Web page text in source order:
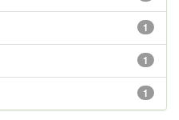
1
1
1